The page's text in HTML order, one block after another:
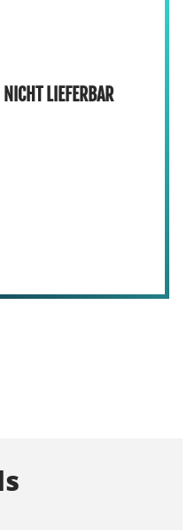
LIEFERBAR